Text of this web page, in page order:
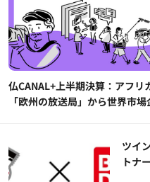
仏CANAL+上半期決算：アフリ
「欧州の放送局」から世界市
ツイ
トナ